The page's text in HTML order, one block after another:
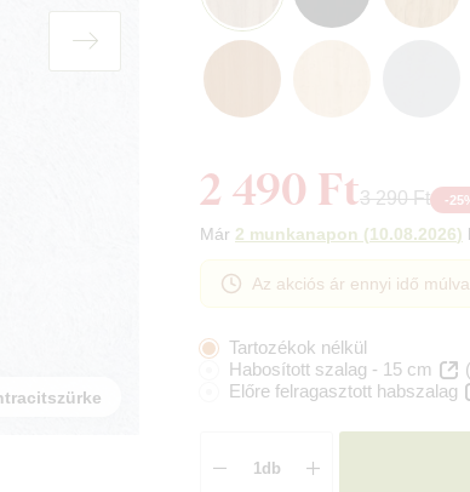
2 490 Ft3 290 Ft -25
Már 2 munkanapon (10.08.2026)
Az akciós ár ennyi idő
Tartozékok nélkül
Habosított szalag - 15 cm
Előre felragasztott habszalag